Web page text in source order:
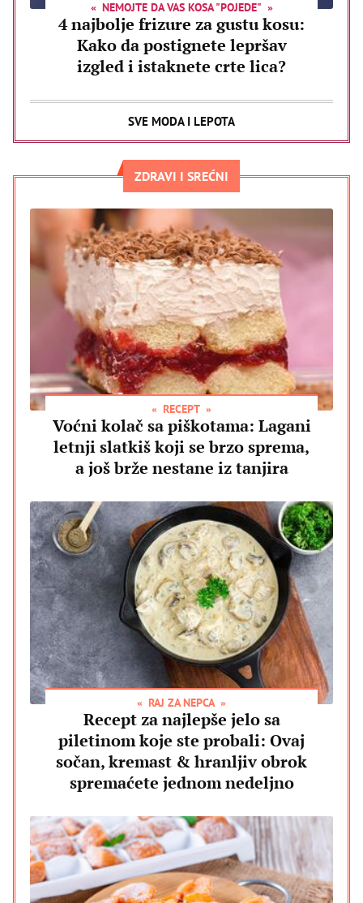
NEMOJTE DA VAS KOSA "POJEDE"
4 najbolje frizure za gustu kosu:
Kako da postignete lepršav
izgled i istaknete crte lica?
SVE MODA I LEPOTA
ZDRAVI I SREĆNI
RECEPT
Voćni kolač sa piškotama: Lagani
letnji slatkiš koji se brzo sprema,
a još brže nestane iz tanjira
RAJ ZA NEPCA
Recept za najlepše jelo sa
piletinom koje ste probali: Ovaj
sočan, kremast & hranljiv obrok
spremaćete jednom nedeljno